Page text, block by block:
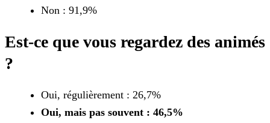
Non : 91,9%
Est-ce que vous regardez des animés
?
Oui, régulièrement : 26,7%
Oui, mais pas souvent : 46,5%